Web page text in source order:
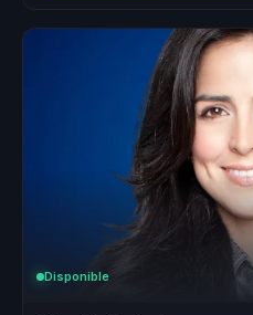
Disponible